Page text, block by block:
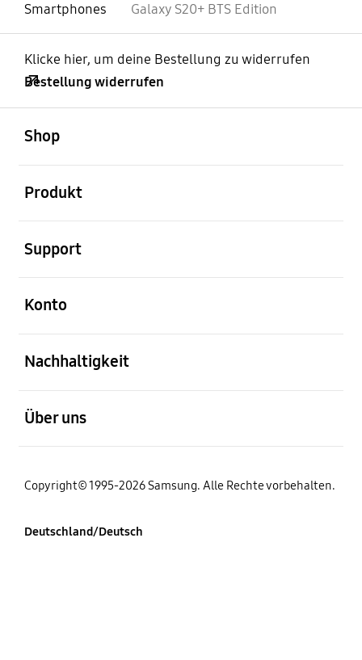
Smartphones
Galaxy S20+ BTS Edition
Klicke hier, um deine Bestellung zu widerrufen
Bestellung widerrufen
Shop
Produkt
Support
Konto
Nachhaltigkeit
Über uns
Copyright© 1995-2026 Samsung. Alle Rechte vorbehalten.
Deutschland/Deutsch